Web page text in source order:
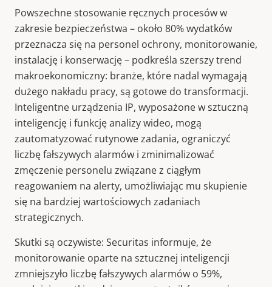
Powszechne stosowanie ręcznych procesów w
zakresie bezpieczeństwa – około 80% wydatków
przeznacza się na personel ochrony, monitorowanie,
instalację i konserwację – podkreśla szerszy trend
makroekonomiczny: branże, które nadal wymagają
dużego nakładu pracy, są gotowe do transformacji.
Inteligentne urządzenia IP, wyposażone w sztuczną
inteligencję i funkcję analizy wideo, mogą
zautomatyzować rutynowe zadania, ograniczyć
liczbę fałszywych alarmów i zminimalizować
zmęczenie personelu związane z ciągłym
reagowaniem na alerty, umożliwiając mu skupienie
się na bardziej wartościowych zadaniach
strategicznych.
Skutki są oczywiste: Securitas informuje, że
monitorowanie oparte na sztucznej inteligencji
zmniejszyło liczbę fałszywych alarmów o 59%,